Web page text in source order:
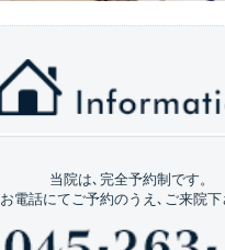
当院は､完全予約制です。
お電話にてご予約のうえ､ご来院下